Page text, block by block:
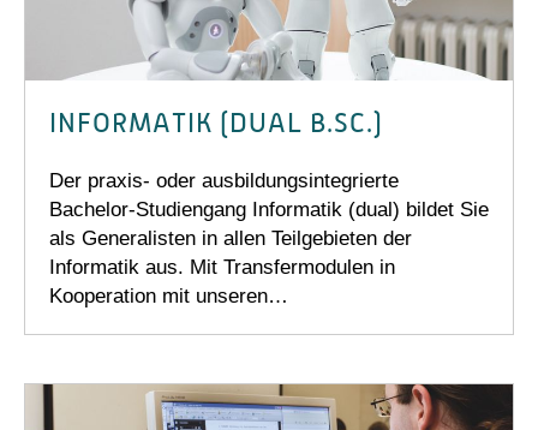
INFORMATIK (DUAL B.SC.)
Der praxis- oder ausbildungsintegrierte
Bachelor-Studiengang Informatik (dual) bildet Sie
als Generalisten in allen Teilgebieten der
Informatik aus. Mit Transfermodulen in
Kooperation mit unseren…